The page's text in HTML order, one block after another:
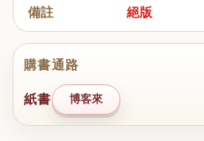
備註
絕版
購書通路
紙書 博客來